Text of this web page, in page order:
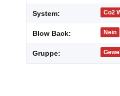
System: Co2
Blow Back: Nein
Gruppe: